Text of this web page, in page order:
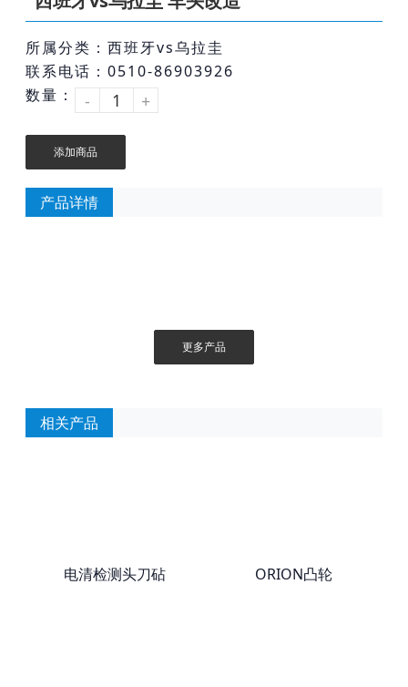
所属分类：西班牙vs乌拉圭
联系电话：0510-86903926
数量：
- +
添加商品
产品详情
更多产品
相关产品
电清检测头刀砧 ORION凸轮